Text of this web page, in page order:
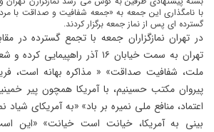
با نامگذاری این جمعه به «جمعه شفافیت و صداقت با
گسترده ای پس از نماز جمعه برگزار کردند.
در تهران نمازگزاران جمعه با تجمع گسترده در
تهران به سمت خیابان ۱۶ آذر
ملت، شفافیت صداقت» « مذاکره بهانه است،
پیروان مکتب حسینیم، با آمریکا همچون پیر
اعتماد، منافع ملی نمیره بر باد» «به آمریکای
بینی به آمریکا، خیانت است خیانت» «این